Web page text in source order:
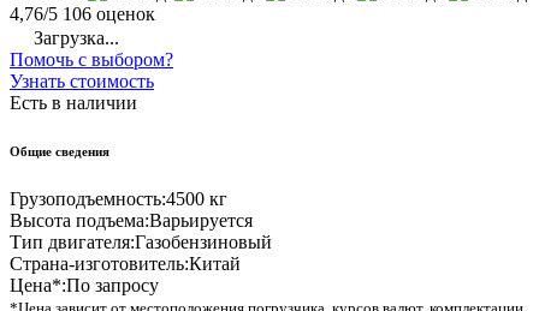
4,76/5 106 оценок
Загрузка...
Помочь с выбором?
Узнать стоимость
Есть в наличии
Общие сведения
Грузоподъемность:4500 кг
Высота подъема:Варьируется
Тип двигателя:Газобензиновый
Страна-изготовитель:Китай
Цена*:По запросу